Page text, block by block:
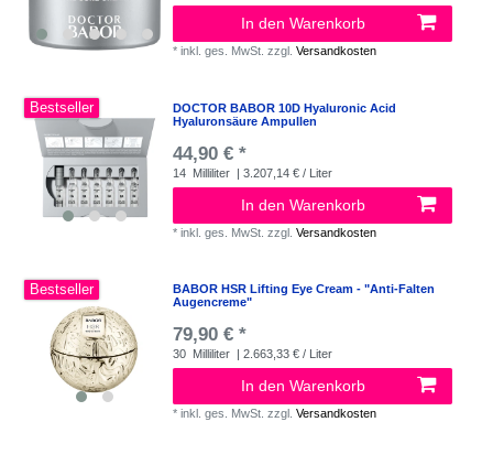
In den Warenkorb
*inkl. ges. MwSt. zzgl.Versandkosten
Bestseller
DOCTOR BABOR 10D Hyaluronic Acid
Hyaluronsäure Ampullen
44,90 € *
14 Milliliter | 3.207,14 € / Liter
In den Warenkorb
*inkl. ges. MwSt. zzgl.Versandkosten
Bestseller
BABOR HSR Lifting Eye Cream - "Anti-Falten
Augencreme"
79,90 € *
30 Milliliter | 2.663,33 € / Liter
In den Warenkorb
*inkl. ges. MwSt. zzgl.Versandkosten